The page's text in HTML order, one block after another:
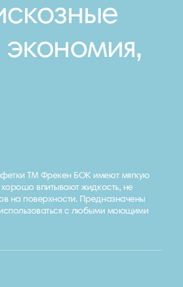
экономия,
ТМ Фрекен БОК имеют мягкую
впитывают жидкость, не
на поверхности. Предназначены
с любыми моющими